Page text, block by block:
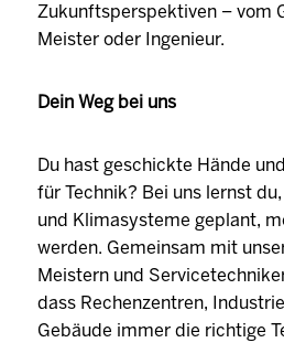
Zukunftsperspektiven – vom
Meister oder Ingenieur.
Dein Weg bei uns
Du hast geschickte Hände
für Technik? Bei uns lernst
und Klimasysteme geplant,
werden. Gemeinsam mit
Meistern und
dass Rechenzentren,
Gebäude immer die richtige